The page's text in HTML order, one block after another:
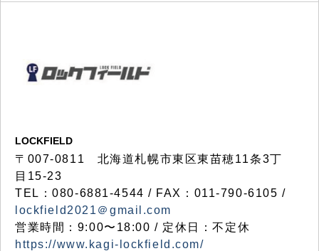
LOCKFIELD
〒007-0811 北海道札幌市東区東苗穂11条3丁
目15-23
TEL：080-6881-4544 / FAX：011-790-6105 /
lockfield2021＠gmail.com
営業時間：9:00〜18:00 / 定休日：不定休
https://www.kagi-lockfield.com/